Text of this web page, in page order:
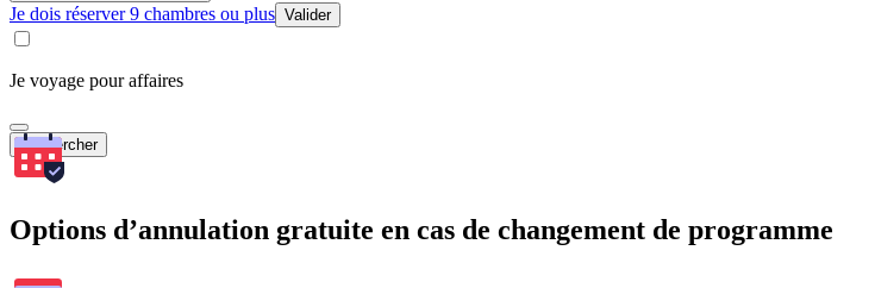
Je dois réserver 9 chambres ou plus Valider
Je voyage pour affaires
Rechercher
Options d’annulation gratuite en cas de changement de programme